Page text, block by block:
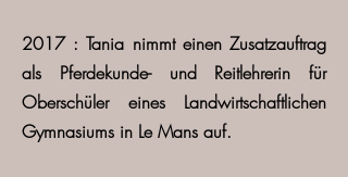
2017: Tania nimmt einen Zusatzauftrag
als Pferdekunde- und Reitlehrerin für
Oberschüler eines Landwirtschaftlichen
Gymnasiums in Le Mans auf.